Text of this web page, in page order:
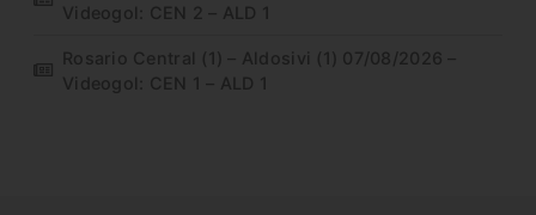
Videogol: CEN 2 – ALD 1
Rosario Central (1) – Aldosivi (1) 07/08/2026 –
Videogol: CEN 1 – ALD 1